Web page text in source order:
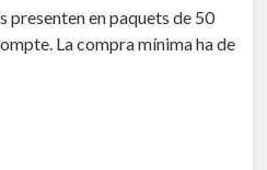
presenten en paquets de 50
La compra mínima ha de